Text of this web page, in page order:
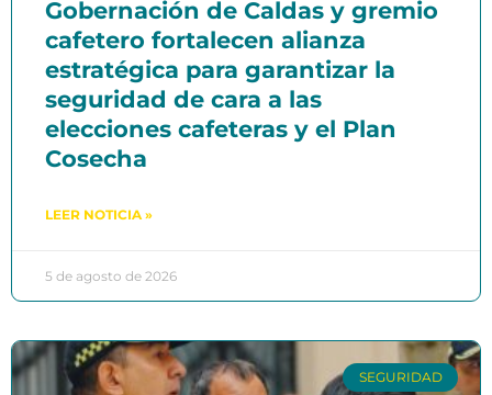
Gobernación de Caldas y gremio
cafetero fortalecen alianza
estratégica para garantizar la
seguridad de cara a las
elecciones cafeteras y el Plan
Cosecha
LEER NOTICIA »
5 de agosto de 2026
SEGURIDAD